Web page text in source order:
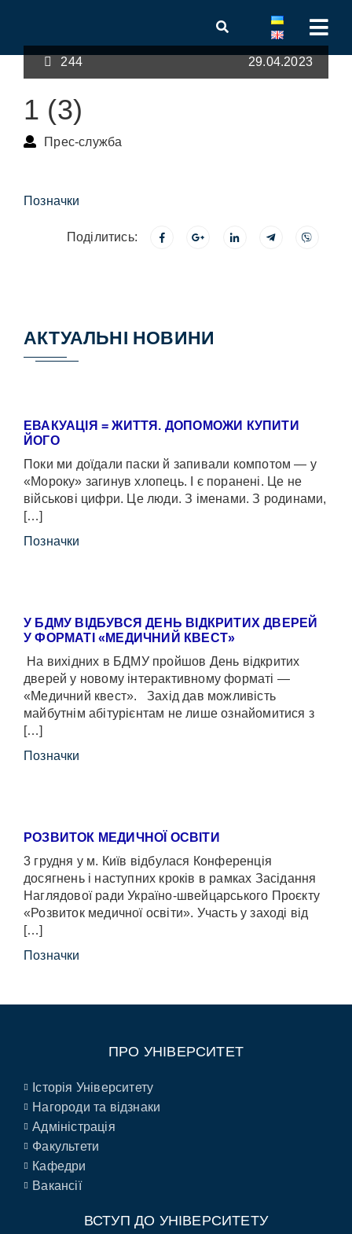
244 29.04.2023
1 (3)
Прес-служба
Позначки
Поділитись:
АКТУАЛЬНІ НОВИНИ
ЕВАКУАЦІЯ = ЖИТТЯ. ДОПОМОЖИ КУПИТИ
ЙОГО
Поки ми доїдали паски й запивали компотом — у
«Мороку» загинув хлопець. І є поранені. Це не
військові цифри. Це люди. З іменами. З родинами,
[…]
Позначки
У БДМУ ВІДБУВСЯ ДЕНЬ ВІДКРИТИХ ДВЕРЕЙ
У ФОРМАТІ «МЕДИЧНИЙ КВЕСТ»
На вихідних в БДМУ пройшов День відкритих
дверей у новому інтерактивному форматі —
«Медичний квест». Захід дав можливість
майбутнім абітурієнтам не лише ознайомитися з
[…]
Позначки
РОЗВИТОК МЕДИЧНОЇ ОСВІТИ
3 грудня у м. Київ відбулася Конференція
досягнень і наступних кроків в рамках Засідання
Наглядової ради Україно-швейцарського Проєкту
«Розвиток медичної освіти». Участь у заході від
[…]
Позначки
ПРО УНІВЕРСИТЕТ
Історія Університету
Нагороди та відзнаки
Адміністрація
Факультети
Кафедри
Вакансії
ВСТУП ДО УНІВЕРСИТЕТУ